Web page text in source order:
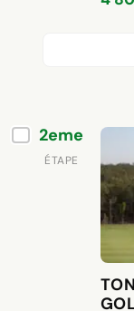
08h15 =
Bags /
Balles
08h30 =
09h00 =
09h15 =
09h30
Vers
2eme
ÉTAPE